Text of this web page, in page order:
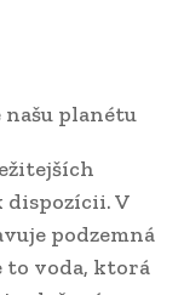
našu planétu
V
podzemná
to voda, ktorá